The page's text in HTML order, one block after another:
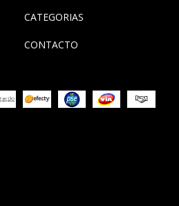
CATEGORIAS
CONTACTO